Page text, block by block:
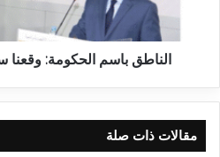
الناطق باسم الحكومة: وقعنا
مقالات ذات صلة